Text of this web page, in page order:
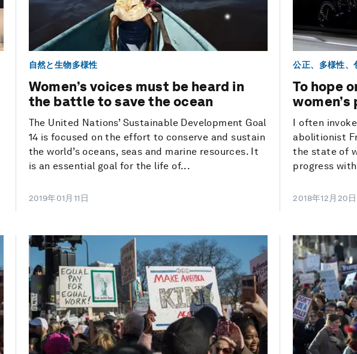
自然と生物多様性
Women’s voices must be heard in
the battle to save the ocean
The United Nations’ Sustainable Development Goal
14 is focused on the effort to conserve and sustain
the world’s oceans, seas and marine resources. It
is an essential goal for the life of...
2019年01月11日
公正、多様性、
To hope
I often
abolitionist
the state of
progress
2018年12月20日